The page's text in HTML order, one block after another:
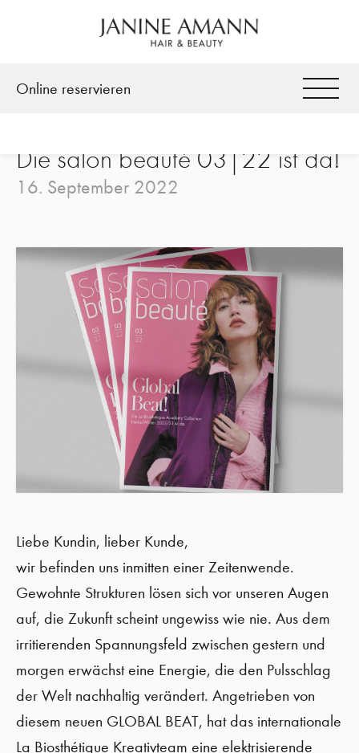
Online reservieren
Facebook
Die salon beauté 03|22 ist da!
16. September 2022
Liebe Kundin, lieber Kunde,
wir befinden uns inmitten einer Zeitenwende.
Gewohnte Strukturen lösen sich vor unseren Augen
auf, die Zukunft scheint ungewiss wie nie. Aus dem
irritierenden Spannungsfeld zwischen gestern und
morgen erwächst eine Energie, die den Pulsschlag
der Welt nachhaltig verändert. Angetrieben von
diesem neuen GLOBAL BEAT, hat das internationale
La Biosthétique Kreativteam eine elektrisierende